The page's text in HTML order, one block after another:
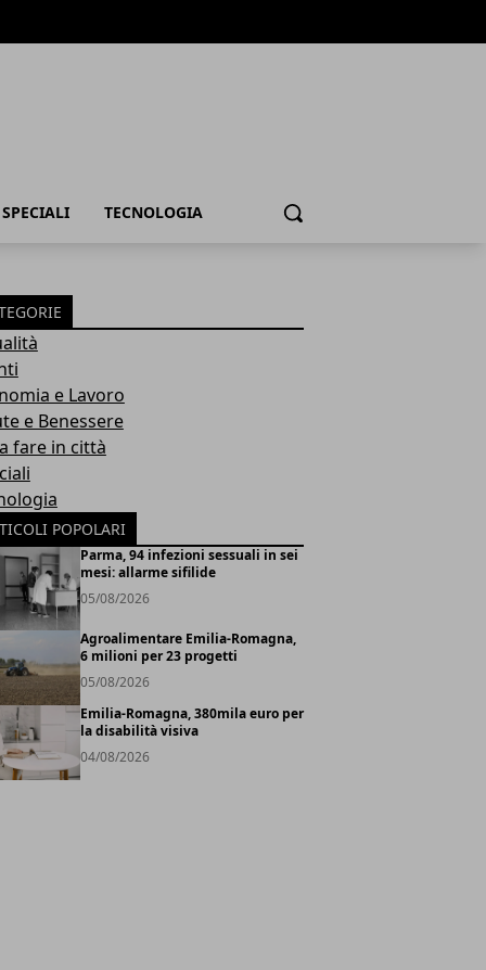
SPECIALI TECNOLOGIA Cerca
e Lavoro
e Benessere
fare in città
POPOLARI
Parma, 94 infezioni sessuali in sei
mesi: allarme sifilide
05/08/2026
Agroalimentare Emilia-Romagna,
6 milioni per 23 progetti
05/08/2026
Emilia-Romagna, 380mila euro per
la disabilità visiva
04/08/2026